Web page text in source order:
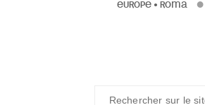
EUROPE • ROMA